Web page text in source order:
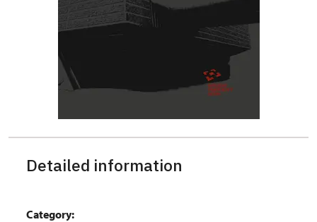
Detailed information
Category: